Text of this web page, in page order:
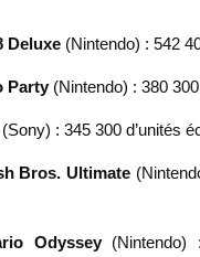
Deluxe (Nintendo) : 542
Party (Nintendo) : 380
(Sony) : 345 300 d’unités
Bros. Ultimate
Odyssey(Nintendo)